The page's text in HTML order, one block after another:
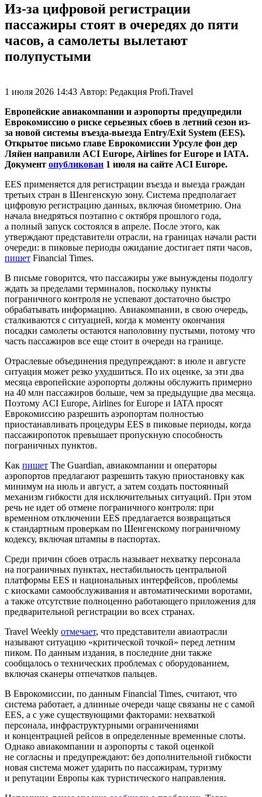
Из-за цифровой регистрации
пассажиры стоят в очередях до пяти
часов, а самолеты вылетают
полупустыми
1 июля 2026 14:43 Автор: Редакция Profi.Travel
Европейские авиакомпании и аэропорты предупредили
Еврокомиссию о риске серьезных сбоев в летний сезон из-
за новой системы въезда-выезда Entry/Exit System (EES).
Открытое письмо главе Еврокомиссии Урсуле фон дер
Ляйен направили ACI Europe, Airlines for Europe и IATA.
Документ опубликован 1 июля на сайте ACI Europe.
EES применяется для регистрации въезда и выезда граждан
третьих стран в Шенгенскую зону. Система предполагает
цифровую регистрацию данных, включая биометрию. Она
начала внедряться поэтапно с октября прошлого года,
а полный запуск состоялся в апреле. После этого, как
утверждают представители отрасли, на границах начали расти
очереди: в пиковые периоды ожидание достигает пяти часов,
пишет Financial Times.
В письме говорится, что пассажиры уже вынуждены подолгу
ждать за пределами терминалов, поскольку пункты
пограничного контроля не успевают достаточно быстро
обрабатывать информацию. Авиакомпании, в свою очередь,
сталкиваются с ситуацией, когда к моменту окончания
посадки самолеты остаются наполовину пустыми, потому что
часть пассажиров все еще стоит в очереди на границе.
Отраслевые объединения предупреждают: в июле и августе
ситуация может резко ухудшиться. По их оценке, за эти два
месяца европейские аэропорты должны обслужить примерно
на 40 млн пассажиров больше, чем за предыдущие два месяца.
Поэтому ACI Europe, Airlines for Europe и IATA просят
Еврокомиссию разрешить аэропортам полностью
приостанавливать процедуры EES в пиковые периоды, когда
пассажиропоток превышает пропускную способность
пограничных пунктов.
Как пишет The Guardian, авиакомпании и операторы
аэропортов предлагают разрешить такую приостановку как
минимум на июль и август, а затем создать постоянный
механизм гибкости для исключительных ситуаций. При этом
речь не идет об отмене пограничного контроля: при
временном отключении EES предлагается возвращаться
к стандартным проверкам по Шенгенскому пограничному
кодексу, включая штампы в паспортах.
Среди причин сбоев отрасль называет нехватку персонала
на пограничных пунктах, нестабильность центральной
платформы EES и национальных интерфейсов, проблемы
с киосками самообслуживания и автоматическими воротами,
а также отсутствие полноценно работающего приложения для
предварительной регистрации во всех странах.
Travel Weekly отмечает, что представители авиаотрасли
называют ситуацию «критической точкой» перед летним
пиком. По данным издания, в последние дни также
сообщалось о технических проблемах с оборудованием,
включая сканеры отпечатков пальцев.
В Еврокомиссии, по данным Financial Times, считают, что
система работает, а длинные очереди чаще связаны не с самой
EES, а с уже существующими факторами: нехваткой
персонала, инфраструктурными ограничениями
и концентрацией рейсов в определенные временные слоты.
Однако авиакомпании и аэропорты с такой оценкой
не согласны и предупреждают: без дополнительной гибкости
новая система может ударить по пассажирам, туризму
и репутации Европы как туристического направления.